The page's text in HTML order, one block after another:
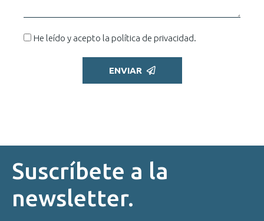
He leído y acepto la política de privacidad.
ENVIAR
Suscríbete a la
newsletter.